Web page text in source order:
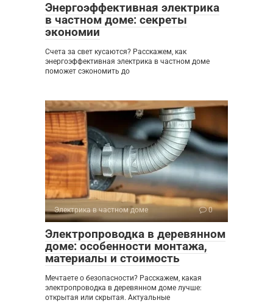
Энергоэффективная электрика
в частном доме: секреты
экономии
Счета за свет кусаются? Расскажем, как
энергоэффективная электрика в частном доме
поможет сэкономить до
Электрика в частном доме 0
Электропроводка в деревянном
доме: особенности монтажа,
материалы и стоимость
Мечтаете о безопасности? Расскажем, какая
электропроводка в деревянном доме лучше:
открытая или скрытая. Актуальные